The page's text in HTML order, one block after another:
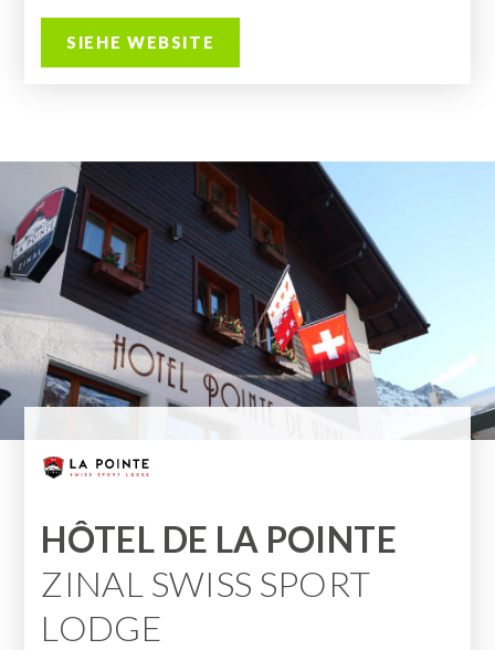
SIEHE WEBSITE
HÔTEL DE LA POINTE
ZINAL SWISS SPORT
LODGE